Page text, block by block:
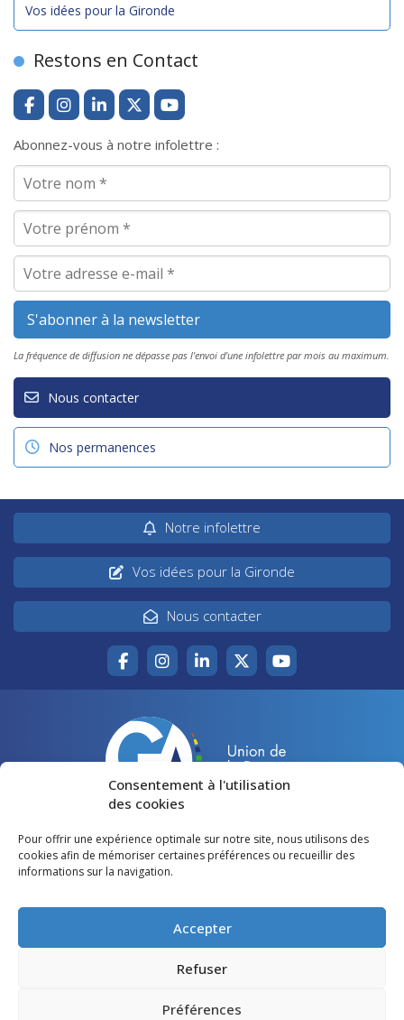
Consentement à l'utilisation
des cookies
Pour offrir une expérience optimale sur notre site, nous utilisons des
cookies afin de mémoriser certaines préférences ou recueillir des
informations sur la navigation.
Accepter
Refuser
Préférences
Vos idées pour la Gironde
Restons en Contact
Abonnez-vous à notre infolettre :
La fréquence de diffusion ne dépasse pas l'envoi d'une infolettre par mois au maximum.
Nous contacter
Nos permanences
Notre infolettre
Vos idées pour la Gironde
Nous contacter
Accueil
Votre canton
Lire et voir
Agir pour la Gironde
Restons en contact
Mentions légales